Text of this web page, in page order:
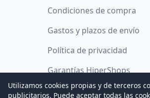
Condiciones de compra
Gastos y plazos de envío
Política de privacidad
Garantías HiperShops
Política de cookies
Utilizamos cookies propias y de terceros
publicitarios. Puede aceptar todas las